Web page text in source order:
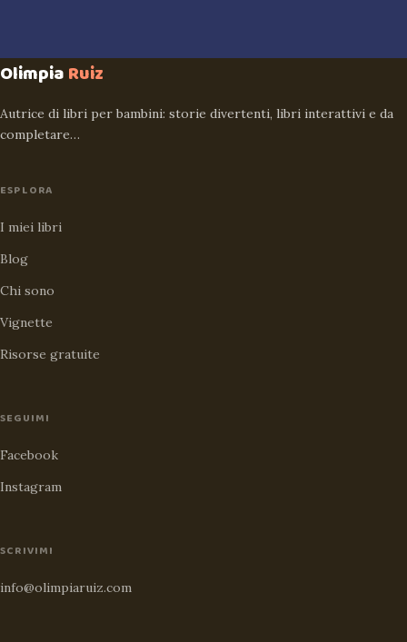
OlimpiaRuiz
Autrice di libri per bambini: storie divertenti, libri interattivi e da
completare…
ESPLORA
I miei libri
Blog
Chi sono
Vignette
Risorse gratuite
SEGUIMI
Facebook
Instagram
SCRIVIMI
info@olimpiaruiz.com